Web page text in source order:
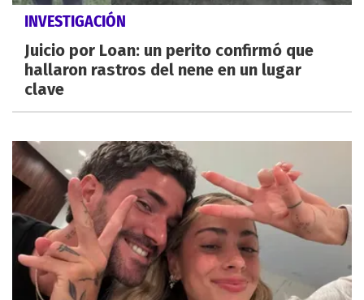
INVESTIGACIÓN
Juicio por Loan: un perito confirmó que
hallaron rastros del nene en un lugar
clave